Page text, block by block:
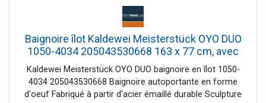
Baignoire îlot Kaldewei Meisterstück OYO DUO
1050-4034 205043530668 163 x 77 cm, avec
trop-plein, gris chaud 10
Kaldewei Meisterstück OYO DUO baignoire en îlot 1050-
4034 205043530668 Baignoire autoportante en forme
d'oeuf Fabriqué à partir d'acier émaillé durable Sculpture